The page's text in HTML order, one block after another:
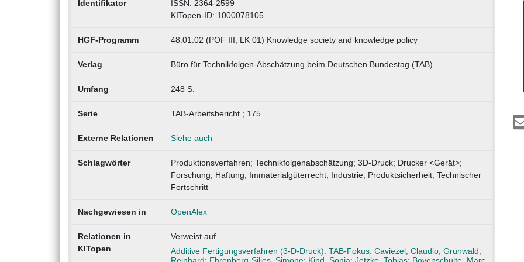
Identifikator
ISSN: 2364-2599
KITopen-ID: 1000078105
HGF-Programm 48.01.02 (POF III, LK 01) Knowledge society and knowledge policy
Verlag Büro für Technikfolgen-Abschätzung beim Deutschen Bundestag (TAB)
Umfang 248 S.
Serie TAB-Arbeitsbericht ; 175
Externe Relationen Siehe auch
Schlagwörter
Produktionsverfahren; Technikfolgenabschätzung; 3D-Druck; Drucker <Gerät>;
Forschung; Haftung; Immaterialgüterrecht; Industrie; Produktsicherheit; Technischer
Fortschritt
Nachgewiesen in OpenAlex
Relationen in
KITopen
Verweist auf
Additive Fertigungsverfahren (3-D-Druck). TAB-Fokus. Caviezel, Claudio; Grünwald,